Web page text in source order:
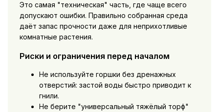
Это самая "техническая" часть, где чаще всего
допускают ошибки. Правильно собранная среда
даёт запас прочности даже для неприхотливые
комнатные растения.
Риски и ограничения перед началом
Не используйте горшки без дренажных
отверстий: застой воды быстро приводит к
гнили.
Не берите "универсальный тяжёлый торф"